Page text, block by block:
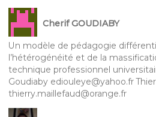
Cherif GOUDIABY
Un modèle de pédagogie
l’hétérogénéité et de la
technique professionnel
Goudiaby ediouleye@yahoo.fr
thierry.maillefaud@orange.fr